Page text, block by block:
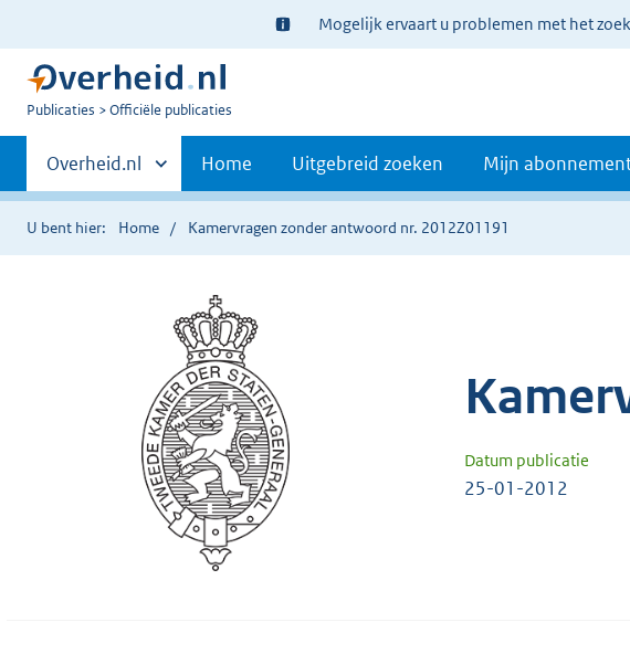
Ter
informatie:
Mogelijk ervaart u problemen met het
U
Publicaties Officiële publicaties
Primaire
navigatie
Andere
sites
binnen
Overheid.nl Home Uitgebreid zoeken Mijn
U bent hier: Home Kamervragen zonder antwoord nr. 2012Z01191
Datum publicatie
25-01-2012